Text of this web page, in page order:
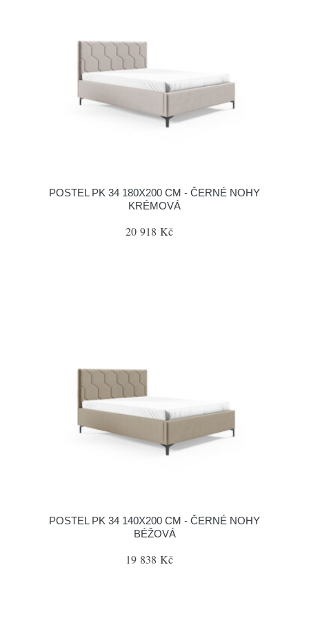
POSTEL PK 34 180X200 CM - ČERNÉ NOHY
KRÉMOVÁ
20 918 Kč
POSTEL PK 34 140X200 CM - ČERNÉ NOHY
BÉŽOVÁ
19 838 Kč